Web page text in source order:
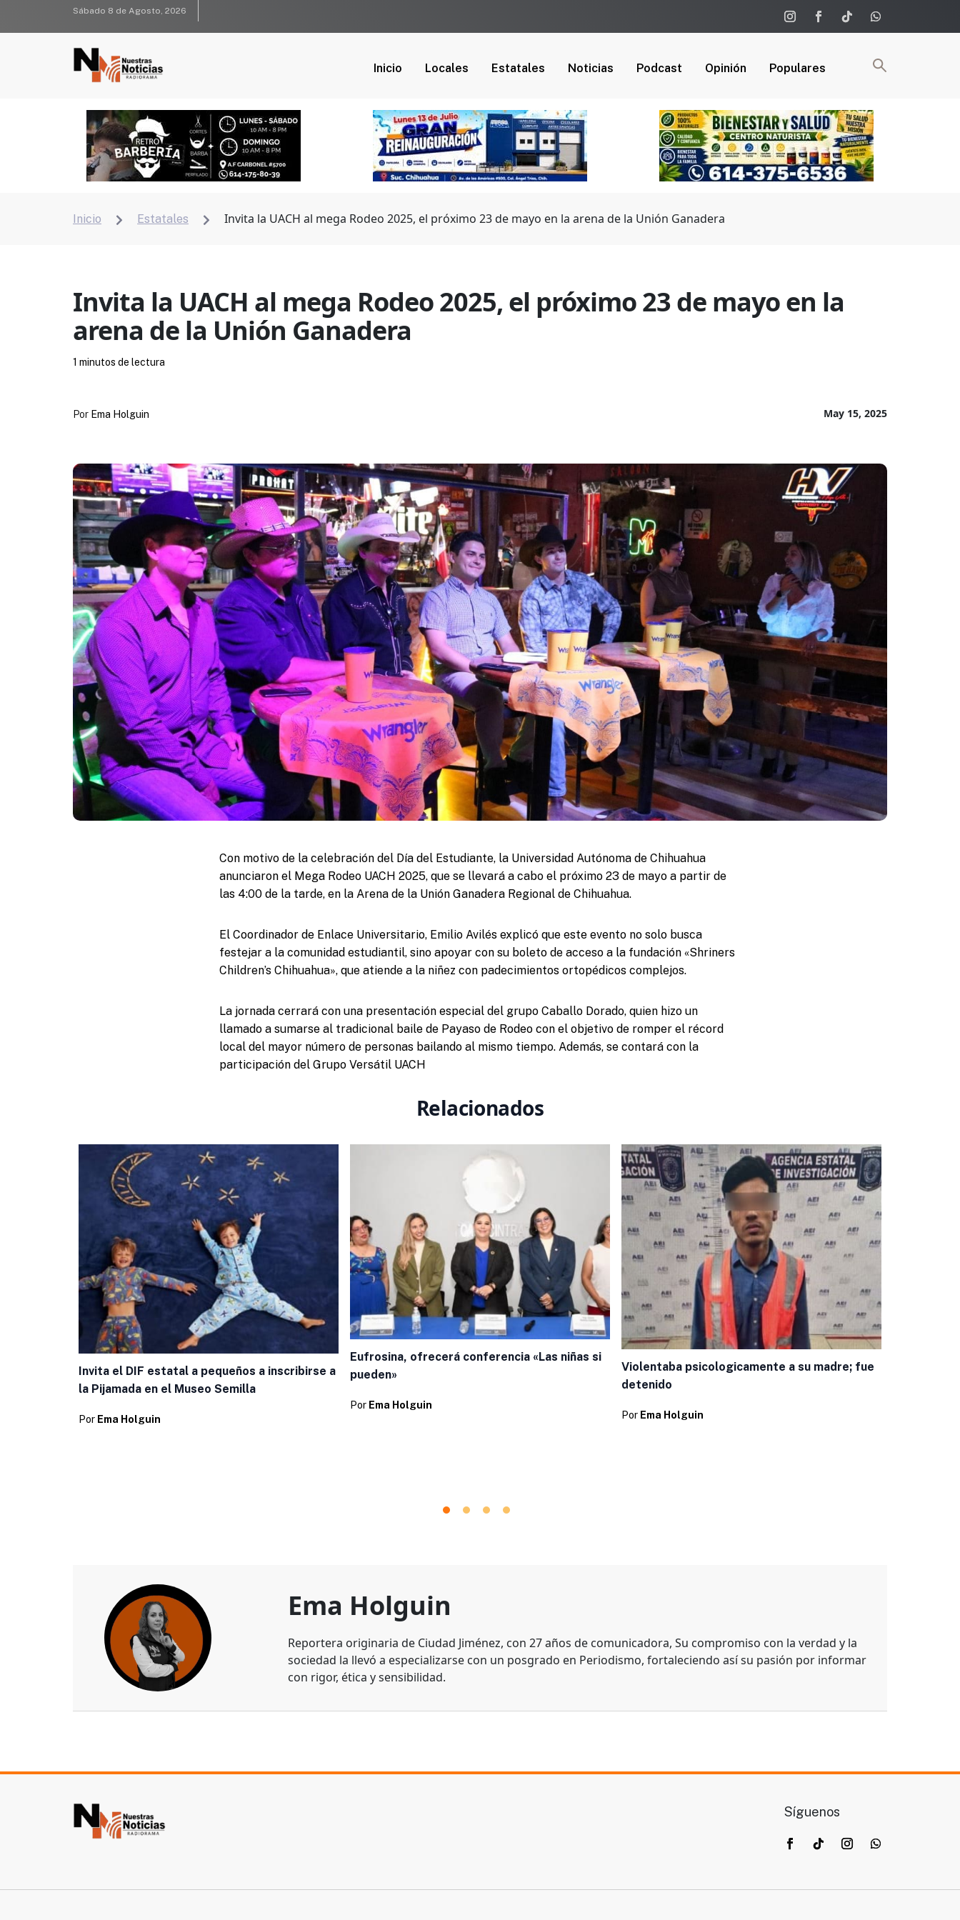
Sábado 8 de Agosto, 2026
Inicio Locales Estatales Noticias Podcast Opinión Populares
Inicio  Estatales  Invita la UACH al mega Rodeo 2025, el próximo 23 de mayo en la arena de la Unión Ganadera
Invita la UACH al mega Rodeo 2025, el próximo 23 de mayo en la
arena de la Unión Ganadera
May 15, 2025
Por Ema Holguin
1 minutos de lectura
Con motivo de la celebración del Día del Estudiante, la Universidad Autónoma de Chihuahua
anunciaron el Mega Rodeo UACH 2025, que se llevará a cabo el próximo 23 de mayo a partir de
las 4:00 de la tarde, en la Arena de la Unión Ganadera Regional de Chihuahua.
El Coordinador de Enlace Universitario, Emilio Avilés explicó que este evento no solo busca
festejar a la comunidad estudiantil, sino apoyar con su boleto de acceso a la fundación «Shriners
Children’s Chihuahua», que atiende a la niñez con padecimientos ortopédicos complejos.
La jornada cerrará con una presentación especial del grupo Caballo Dorado, quien hizo un
llamado a sumarse al tradicional baile de Payaso de Rodeo con el objetivo de romper el récord
local del mayor número de personas bailando al mismo tiempo. Además, se contará con la
participación del Grupo Versátil UACH
Relacionados
Invita el DIF estatal a pequeños a inscribirse a
la Pijamada en el Museo Semilla
Por Ema Holguin
Eufrosina, ofrecerá conferencia «Las niñas si
pueden»
Por Ema Holguin
Violentaba psicologicamente a su madre; fue
detenido
Por Ema Holguin
Ema Holguin
Reportera originaria de Ciudad Jiménez, con 27 años de comunicadora, Su compromiso con la verdad y la
sociedad la llevó a especializarse con un posgrado en Periodismo, fortaleciendo así su pasión por informar
con rigor, ética y sensibilidad.
Síguenos